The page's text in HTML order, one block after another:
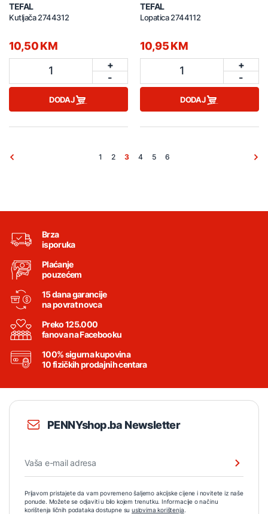
TEFAL
Kutljača 2744312
10,50 KM
1
+
-
DODAJ
TEFAL
Lopatica 2744112
10,95 KM
1
+
-
DODAJ
1 2 3 4 5 6
Brza
isporuka
Plaćanje
pouzećem
15 dana garancije
na povrat novca
Preko 125.000
fanova na Facebooku
100% sigurna kupovina
10 fizičkih prodajnih centara
PENNYshop.ba Newsletter
Prijavom pristajete da vam povremeno šaljemo akcijske cijene i novitete iz naše
ponude. Možete se odjaviti u bilo kojem trenutku. Informacije o načinu
korištenja ličnih podataka dostupne su uslovima korištenja.